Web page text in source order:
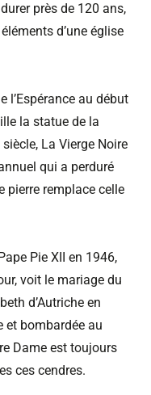
près de 120 ans,
d’une église
l’Espérance au début
la statue de la
La Vierge Noire
qui a perduré
pierre remplace celle
Pie XII en 1946,
voit le mariage du
d’Autriche en
et bombardée au
Dame est toujours
ces cendres.